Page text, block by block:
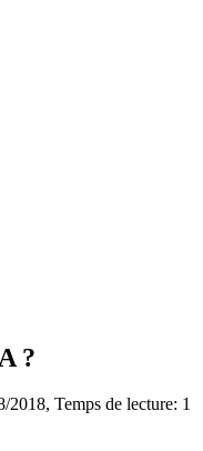
?
2018, Temps de lecture: 1